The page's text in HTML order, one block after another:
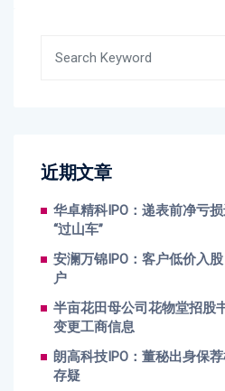
近期文章
华卓精科IPO：递表前净亏
“过山车”
安澜万锦IPO：客户低价入
户
半亩花田母公司花物堂招股
变更工商信息
朗高科技IPO：董秘出身保
存疑